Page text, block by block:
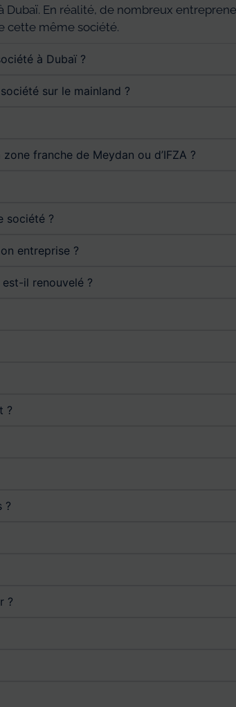
Dubaï. En réalité, de nombreux
cette même société.
à Dubaï ?
sur le mainland ?
franche de Meydan ou d’IFZA ?
société ?
entreprise ?
il renouvelé ?
?
?
?